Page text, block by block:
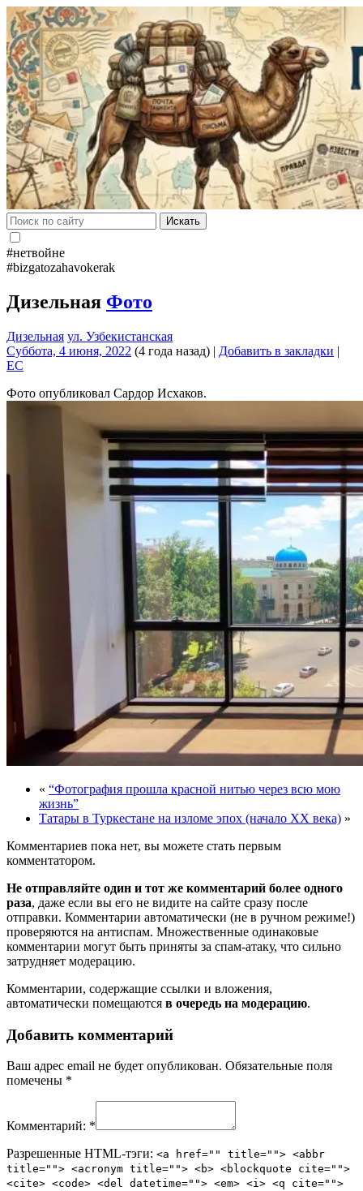
Искать
#нетвойне
#bizgatozahavokerak
Дизельная Фото
Дизельная ул. Узбекистанская
Суббота, 4 июня, 2022 (4 года назад) | Добавить в закладки |
EC
Фото опубликовал Сардор Исхаков.
« “Фотография прошла красной нитью через всю мою
жизнь”
Татары в Туркестане на изломе эпох (начало ХХ века) »
Комментариев пока нет, вы можете стать первым
комментатором.
Не отправляйте один и тот же комментарий более одного
раза, даже если вы его не видите на сайте сразу после
отправки. Комментарии автоматически (не в ручном режиме!)
проверяются на антиспам. Множественные одинаковые
комментарии могут быть приняты за спам-атаку, что сильно
затрудняет модерацию.
Комментарии, содержащие ссылки и вложения,
автоматически помещаются в очередь на модерацию.
Добавить комментарий
Ваш адрес email не будет опубликован. Обязательные поля
помечены *
Комментарий: *
Разрешенные HTML-тэги: <a href="" title=""> <abbr
title=""> <acronym title=""> <b> <blockquote cite="">
<cite> <code> <del datetime=""> <em> <i> <q cite="">